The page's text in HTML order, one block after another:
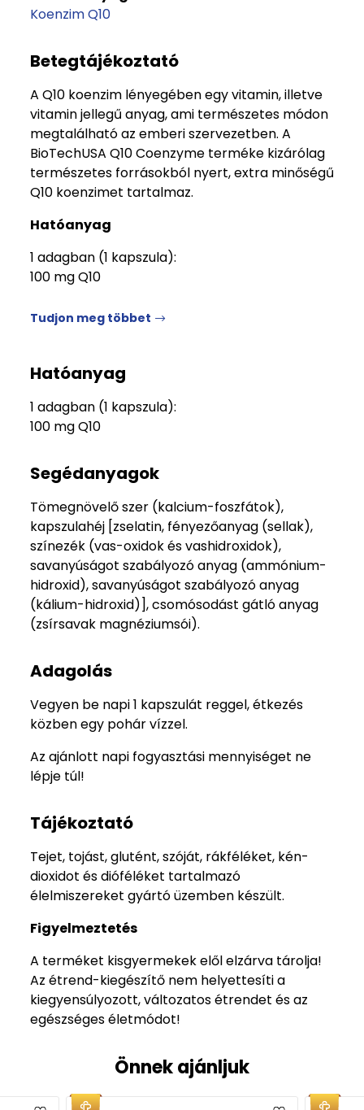
Koenzim Q10
Betegtájékoztató
A Q10 koenzim lényegében egy vitamin, illetve
vitamin jellegű anyag, ami természetes módon
megtalálható az emberi szervezetben. A
BioTechUSA Q10 Coenzyme terméke kizárólag
természetes forrásokból nyert, extra minőségű
Q10 koenzimet tartalmaz.
Hatóanyag
1 adagban (1 kapszula):
100 mg Q10
Tudjon meg többet
Hatóanyag
1 adagban (1 kapszula):
100 mg Q10
Segédanyagok
Tömegnövelő szer (kalcium-foszfátok),
kapszulahéj [zselatin, fényezőanyag (sellak),
színezék (vas-oxidok és vashidroxidok),
savanyúságot szabályozó anyag (ammónium-
hidroxid), savanyúságot szabályozó anyag
(kálium-hidroxid)], csomósodást gátló anyag
(zsírsavak magnéziumsói).
Adagolás
Vegyen be napi 1 kapszulát reggel, étkezés
közben egy pohár vízzel.
Az ajánlott napi fogyasztási mennyiséget ne
lépje túl!
Tájékoztató
Tejet, tojást, glutént, szóját, rákféléket, kén-
dioxidot és dióféléket tartalmazó
élelmiszereket gyártó üzemben készült.
Figyelmeztetés
A terméket kisgyermekek elől elzárva tárolja!
Az étrend-kiegészítő nem helyettesíti a
kiegyensúlyozott, változatos étrendet és az
egészséges életmódot!
Önnek ajánljuk